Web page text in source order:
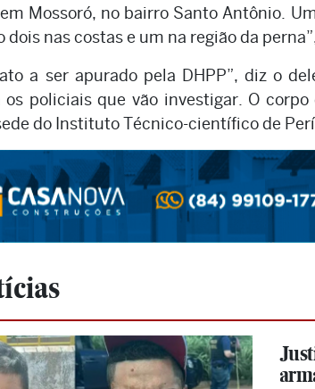
Mossoró, no bairro Santo Antônio.
dois nas costas e um na região da
a ser apurado pela DHPP”, diz o
os policiais que vão investigar. O
do Instituto Técnico-científico de